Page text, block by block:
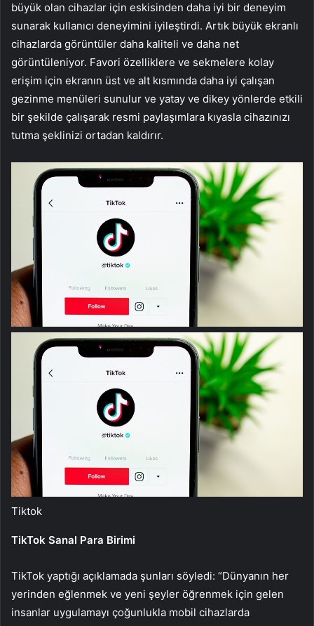
büyük olan cihazlar için eskisinden daha iyi bir deneyim
sunarak kullanıcı deneyimini iyileştirdi. Artık büyük ekranlı
cihazlarda görüntüler daha kaliteli ve daha net
görüntüleniyor. Favori özelliklere ve sekmelere kolay
erişim için ekranın üst ve alt kısmında daha iyi çalışan
gezinme menüleri sunulur ve yatay ve dikey yönlerde etkili
bir şekilde çalışarak resmi paylaşımlara kıyasla cihazınızı
tutma şeklinizi ortadan kaldırır.
Tiktok
TikTok Sanal Para Birimi
TikTok yaptığı açıklamada şunları söyledi: “Dünyanın her
yerinden eğlenmek ve yeni şeyler öğrenmek için gelen
insanlar uygulamayı çoğunlukla mobil cihazlarda